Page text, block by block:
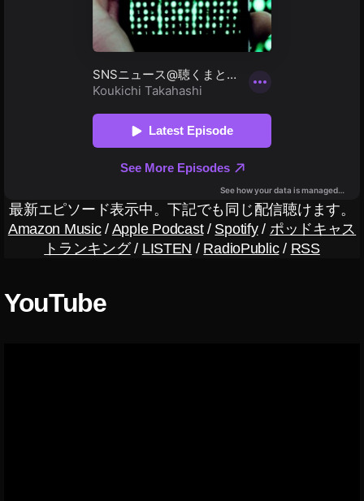
最新エピソード表示中。下記でも同じ配信聴けます。
Amazon Music/ Apple Podcast/ Spotify/ ポッドキャス
トランキング/ LISTEN / RadioPublic/ RSS
YouTube